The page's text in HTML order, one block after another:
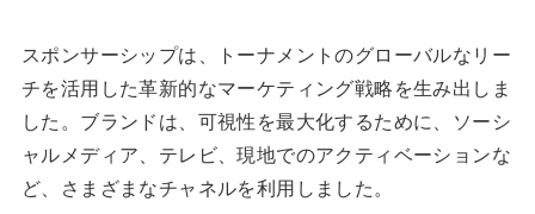
スポンサーシップは、トーナメントのグローバルなリー
チを活用した革新的なマーケティング戦略を生み出しま
した。ブランドは、可視性を最大化するために、ソーシ
ャルメディア、テレビ、現地でのアクティベーションな
ど、さまざまなチャネルを利用しました。